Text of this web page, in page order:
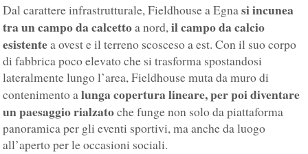
Dal carattere infrastrutturale, Fieldhouse a Egnasi incunea
tra un campo da calcettoa nord,il campo da calcio
esistentea ovest e il terreno scosceso a est. Con il suo corpo
di fabbrica poco elevato che si trasforma spostandosi
lateralmente lungo l’area, Fieldhouse muta da muro di
contenimento alunga copertura lineare, per poi diventare
un paesaggio rialzatoche funge non solo da piattaforma
panoramica per gli eventi sportivi, ma anche da luogo
all’aperto per le occasioni sociali.